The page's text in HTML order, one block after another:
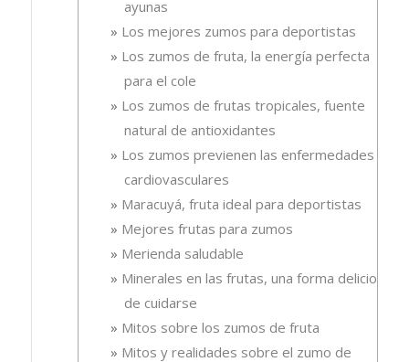
ayunas
Los mejores zumos para deportistas
Los zumos de fruta, la energía perfecta
para el cole
Los zumos de frutas tropicales, fuente
natural de antioxidantes
Los zumos previenen las enfermedades
cardiovasculares
Maracuyá, fruta ideal para deportistas
Mejores frutas para zumos
Merienda saludable
Minerales en las frutas, una forma deliciosa
de cuidarse
Mitos sobre los zumos de fruta
Mitos y realidades sobre el zumo de